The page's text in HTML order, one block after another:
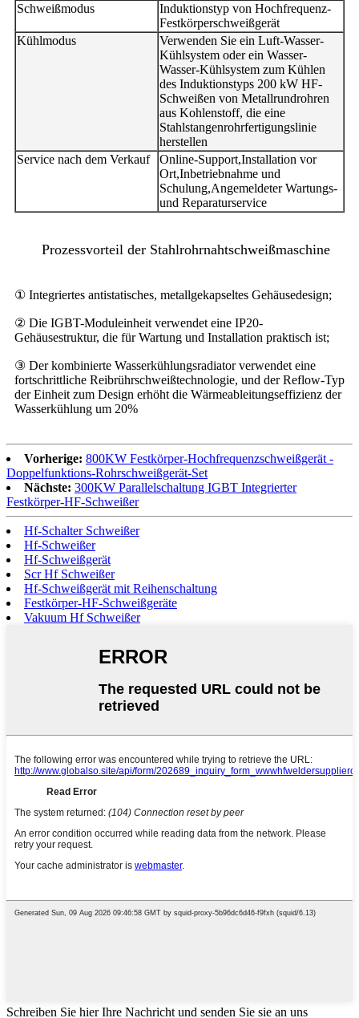
Schweißmodus
Induktionstyp von Hochfrequenz-
Festkörperschweißgerät
Kühlmodus
Verwenden Sie ein Luft-Wasser-
Kühlsystem oder ein Wasser-
Wasser-Kühlsystem zum Kühlen
des Induktionstyps 200 kW HF-
Schweißen von Metallrundrohren
aus Kohlenstoff, die eine
Stahlstangenrohrfertigungslinie
herstellen
Service nach dem Verkauf
Online-Support,Installation vor
Ort,Inbetriebnahme und
Schulung,Angemeldeter Wartungs-
und Reparaturservice
Prozessvorteil der Stahlrohrnahtschweißmaschine
① Integriertes antistatisches, metallgekapseltes Gehäusedesign;
② Die IGBT-Moduleinheit verwendet eine IP20-
Gehäusestruktur, die für Wartung und Installation praktisch ist;
③ Der kombinierte Wasserkühlungsradiator verwendet eine
fortschrittliche Reibrührschweißtechnologie, und der Reflow-Typ
der Einheit zum Design erhöht die Wärmeableitungseffizienz der
Wasserkühlung um 20%
Vorherige: 800KW Festkörper-Hochfrequenzschweißgerät -
Doppelfunktions-Rohrschweißgerät-Set
Nächste: 300KW Parallelschaltung IGBT Integrierter
Festkörper-HF-Schweißer
Hf-Schalter Schweißer
Hf-Schweißer
Hf-Schweißgerät
Scr Hf Schweißer
Hf-Schweißgerät mit Reihenschaltung
Festkörper-HF-Schweißgeräte
Vakuum Hf Schweißer
Schreiben Sie hier Ihre Nachricht und senden Sie sie an uns